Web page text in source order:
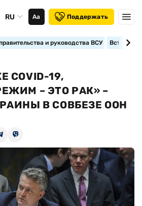
RU Аа Поддержать
и руководства ВСУ
COVID-19,
– ЭТО РАК» –
В СОВБЕЗЕ ООН